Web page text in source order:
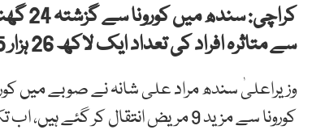
سے متاثرہ افراد کی تعداد ایک لاکھ 26 ہزار 425 ہو گئی ہے۔
کورونا سے مزید 9 مریض انتقال کر گئے ہیں، اب تک انتقال کرنےوالوں کی تعداد 2 ہزار 331 ہو چکی ہے۔